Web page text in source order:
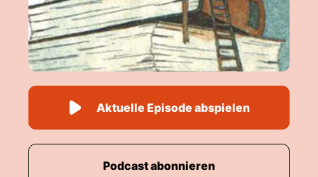
Aktuelle Episode abspielen
Podcast abonnieren